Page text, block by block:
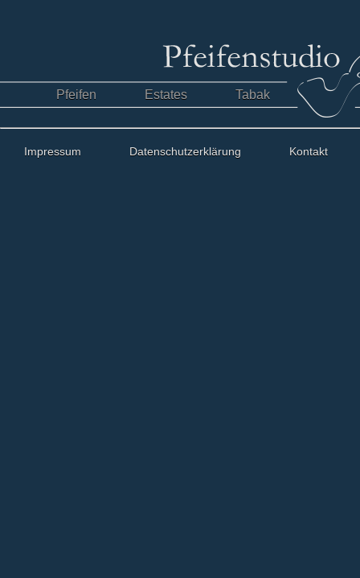
Pfeifen Estates Tabak
Impressum Datenschutzerklärung Kontakt